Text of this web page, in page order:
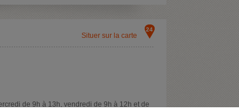
Situer sur la carte
24
de 9h à 13h, vendredi de 9h à 12h et de